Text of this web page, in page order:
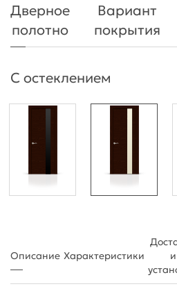
Дверное
полотно
Вариант
покрытия
С остеклением
Описание Характеристики
и